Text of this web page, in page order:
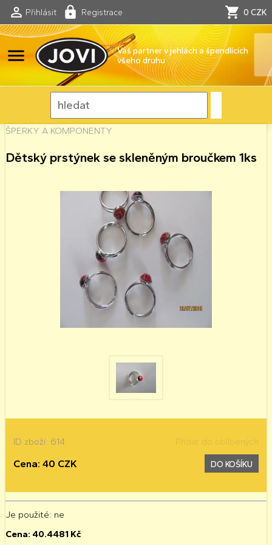
Přihlásit Registrace 0 CZK
menu
Váš partner v jehlách a špendlících
všeho druhu
ŠPERKY A KOMPONENTY
Dětský prstýnek se skleněným broučkem 1ks
ID zboží: 614 Přidat do oblíbených
Cena: 40 CZK DO KOŠÍKU
Je použité: ne
Cena: 40.4481Kč